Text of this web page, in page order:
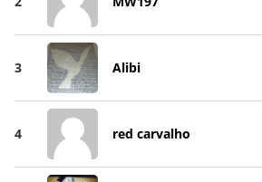
3 Alibi
4 red carvalho